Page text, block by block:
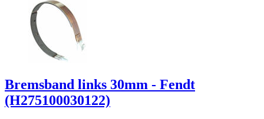
Bremsband links 30mm - Fendt
(H275100030122)